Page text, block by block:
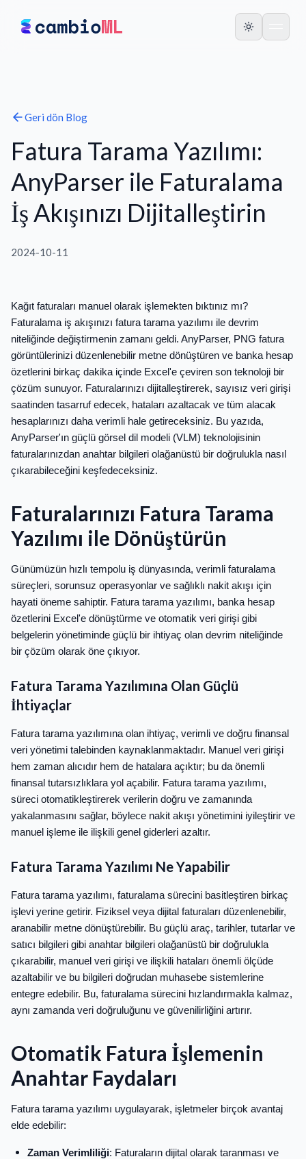
Geri dön Blog
Fatura Tarama Yazılımı:
AnyParser ile Faturalama
İş Akışınızı Dijitalleştirin
2024-10-11
Kağıt faturaları manuel olarak işlemekten bıktınız mı?
Faturalama iş akışınızı fatura tarama yazılımı ile devrim
niteliğinde değiştirmenin zamanı geldi. AnyParser, PNG fatura
görüntülerinizi düzenlenebilir metne dönüştüren ve banka hesap
özetlerini birkaç dakika içinde Excel'e çeviren son teknoloji bir
çözüm sunuyor. Faturalarınızı dijitalleştirerek, sayısız veri girişi
saatinden tasarruf edecek, hataları azaltacak ve tüm alacak
hesaplarınızı daha verimli hale getireceksiniz. Bu yazıda,
AnyParser'ın güçlü görsel dil modeli (VLM) teknolojisinin
faturalarınızdan anahtar bilgileri olağanüstü bir doğrulukla nasıl
çıkarabileceğini keşfedeceksiniz.
Faturalarınızı Fatura Tarama
Yazılımı ile Dönüştürün
Günümüzün hızlı tempolu iş dünyasında, verimli faturalama
süreçleri, sorunsuz operasyonlar ve sağlıklı nakit akışı için
hayati öneme sahiptir. Fatura tarama yazılımı, banka hesap
özetlerini Excel'e dönüştürme ve otomatik veri girişi gibi
belgelerin yönetiminde güçlü bir ihtiyaç olan devrim niteliğinde
bir çözüm olarak öne çıkıyor.
Fatura Tarama Yazılımına Olan Güçlü
İhtiyaçlar
Fatura tarama yazılımına olan ihtiyaç, verimli ve doğru finansal
veri yönetimi talebinden kaynaklanmaktadır. Manuel veri girişi
hem zaman alıcıdır hem de hatalara açıktır; bu da önemli
finansal tutarsızlıklara yol açabilir. Fatura tarama yazılımı,
süreci otomatikleştirerek verilerin doğru ve zamanında
yakalanmasını sağlar, böylece nakit akışı yönetimini iyileştirir ve
manuel işleme ile ilişkili genel giderleri azaltır.
Fatura Tarama Yazılımı Ne Yapabilir
Fatura tarama yazılımı, faturalama sürecini basitleştiren birkaç
işlevi yerine getirir. Fiziksel veya dijital faturaları düzenlenebilir,
aranabilir metne dönüştürebilir. Bu güçlü araç, tarihler, tutarlar ve
satıcı bilgileri gibi anahtar bilgileri olağanüstü bir doğrulukla
çıkarabilir, manuel veri girişi ve ilişkili hataları önemli ölçüde
azaltabilir ve bu bilgileri doğrudan muhasebe sistemlerine
entegre edebilir. Bu, faturalama sürecini hızlandırmakla kalmaz,
aynı zamanda veri doğruluğunu ve güvenilirliğini artırır.
Otomatik Fatura İşlemenin
Anahtar Faydaları
Fatura tarama yazılımı uygulayarak, işletmeler birçok avantaj
elde edebilir:
Zaman Verimliliği: Faturaların dijital olarak taranması ve